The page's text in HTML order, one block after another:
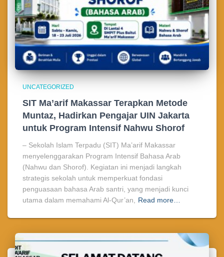
UNCATEGORIZED
SIT Ma’arif Makassar Terapkan Metode
Muntaz, Hadirkan Pengajar UIN Jakarta
untuk Program Intensif Nahwu Shorof
– Sekolah Islam Terpadu (SIT) Ma’arif Makassar
menyelenggarakan Program Intensif Bahasa Arab
(Nahwu dan Shorof). Kegiatan ini menjadi langkah
strategis sekolah untuk memperkuat fondasi
penguasaan bahasa Arab santri, yang menjadi kunci
utama dalam memahami Al-Qur’an,
Read more…